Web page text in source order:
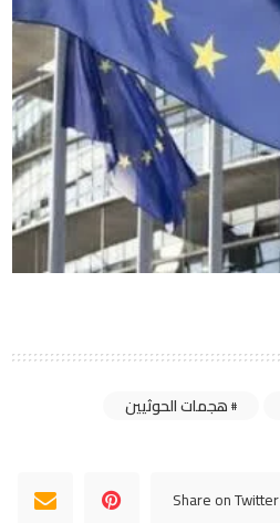
هجمات الحوثيين
Share on Twitter